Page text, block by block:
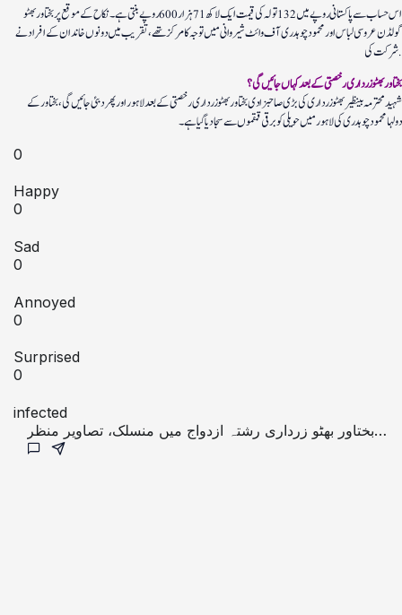
اس حساب سے پاکستانی روپے میں 132 تولہ کی قیمت ایک لاکھ 71 ہزار 600 روپے بنتی ہے ۔ نکاح کے موقع پر بختاور بھٹو
گولڈن عروسی لباس اور محمود چوہدری آف وائٹ شيروانی ميں توجہ کا مرکز تھے، تقریب میں دونوں خاندان کے افراد نے
شرکت کی.
بختاور بھٹو زرداری رخصتی کے بعد کہاں جائیں گی؟
شہید محترمہ بینظیر بھٹو زرداری کی بڑی صاحبزادی بختاور بھٹو زرداری رخصتی کے بعد لاہور اور پھر دبئی جائیں گی،بختاور کے
دولہا محمود چوہدری کی لاہور ميں حويلی کو برقی قمقموں سے سجاديا گيا ہے۔
0
Happy
0
Sad
0
Annoyed
0
Surprised
0
infected
بختاور بھٹو زرداری رشتہ ازدواج میں منسلک، تصاویر منظر
عام پر